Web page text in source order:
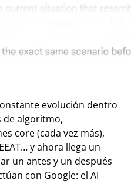
evolución dentro
de algoritmo,
core (cada vez más),
y ahora llega un
un antes y un después
con Google: el AI